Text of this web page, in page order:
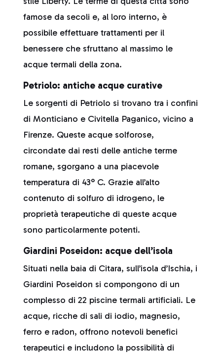
famose da secoli e, al loro interno, è
possibile effettuare trattamenti per il
benessere che sfruttano al massimo le
acque termali della zona.
Petriolo: antiche acque curative
Le sorgenti di Petriolo si trovano tra i confini
di Monticiano e Civitella Paganico, vicino a
Firenze. Queste acque solforose,
circondate dai resti delle antiche terme
romane, sgorgano a una piacevole
temperatura di 43° C. Grazie all’alto
contenuto di solfuro di idrogeno, le
proprietà terapeutiche di queste acque
sono particolarmente potenti.
Giardini Poseidon: acque dell’isola
Situati nella baia di Citara, sull’isola d’Ischia, i
Giardini Poseidon si compongono di un
complesso di 22 piscine termali artificiali. Le
acque, ricche di sali di iodio, magnesio,
ferro e radon, offrono notevoli benefici
terapeutici e includono la possibilità di